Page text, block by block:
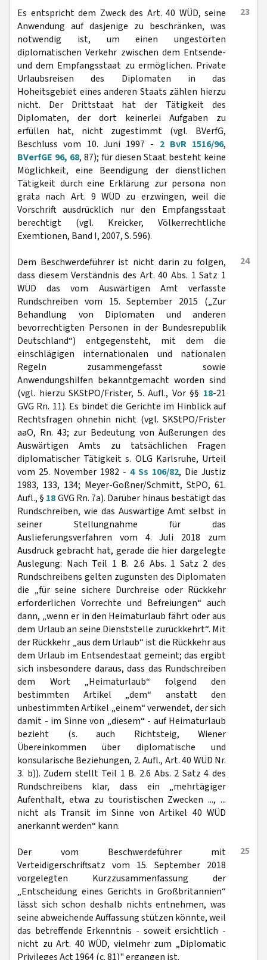
23
Es entspricht dem Zweck des Art. 40 WÜD, seine
Anwendung auf dasjenige zu beschränken, was
notwendig ist, um einen ungestörten
diplomatischen Verkehr zwischen dem Entsende-
und dem Empfangsstaat zu ermöglichen. Private
Urlaubsreisen des Diplomaten in das
Hoheitsgebiet eines anderen Staats zählen hierzu
nicht. Der Drittstaat hat der Tätigkeit des
Diplomaten, der dort keinerlei Aufgaben zu
erfüllen hat, nicht zugestimmt (vgl. BVerfG,
Beschluss vom 10. Juni 1997 - 2 BvR 1516/96,
BVerfGE 96, 68, 87); für diesen Staat besteht keine
Möglichkeit, eine Beendigung der dienstlichen
Tätigkeit durch eine Erklärung zur persona non
grata nach Art. 9 WÜD zu erzwingen, weil die
Vorschrift ausdrücklich nur den Empfangsstaat
berechtigt (vgl. Kreicker, Völkerrechtliche
Exemtionen, Band I, 2007, S. 596).
24
Dem Beschwerdeführer ist nicht darin zu folgen,
dass diesem Verständnis des Art. 40 Abs. 1 Satz 1
WÜD das vom Auswärtigen Amt verfasste
Rundschreiben vom 15. September 2015 („Zur
Behandlung von Diplomaten und anderen
bevorrechtigten Personen in der Bundesrepublik
Deutschland“) entgegensteht, mit dem die
einschlägigen internationalen und nationalen
Regeln zusammengefasst sowie
Anwendungshilfen bekanntgemacht worden sind
(vgl. hierzu SKStPO/Frister, 5. Aufl., Vor §§ 18-21
GVG Rn. 11). Es bindet die Gerichte im Hinblick auf
Rechtsfragen ohnehin nicht (vgl. SKStPO/Frister
aaO, Rn. 43; zur Bedeutung von Äußerungen des
Auswärtigen Amts zu tatsächlichen Fragen
diplomatischer Tätigkeit s. OLG Karlsruhe, Urteil
vom 25. November 1982 - 4 Ss 106/82, Die Justiz
1983, 133, 134; Meyer-Goßner/Schmitt, StPO, 61.
Aufl., § 18GVG Rn. 7a). Darüber hinaus bestätigt das
Rundschreiben, wie das Auswärtige Amt selbst in
seiner Stellungnahme für das
Auslieferungsverfahren vom 4. Juli 2018 zum
Ausdruck gebracht hat, gerade die hier dargelegte
Auslegung: Nach Teil 1 B. 2.6 Abs. 1 Satz 2 des
Rundschreibens gelten zugunsten des Diplomaten
die „für seine sichere Durchreise oder Rückkehr
erforderlichen Vorrechte und Befreiungen“ auch
dann, „wenn er in den Heimaturlaub fährt oder aus
dem Urlaub an seine Dienststelle zurückkehrt“. Mit
der Rückkehr „aus dem Urlaub“ ist die Rückkehr aus
dem Urlaub im Entsendestaat gemeint; das ergibt
sich insbesondere daraus, dass das Rundschreiben
dem Wort „Heimaturlaub“ folgend den
bestimmten Artikel „dem“ anstatt den
unbestimmten Artikel „einem“ verwendet, der sich
damit - im Sinne von „diesem“ - auf Heimaturlaub
bezieht (s. auch Richtsteig, Wiener
Übereinkommen über diplomatische und
konsularische Beziehungen, 2. Aufl., Art. 40 WÜD Nr.
3. b)). Zudem stellt Teil 1 B. 2.6 Abs. 2 Satz 4 des
Rundschreibens klar, dass ein „mehrtägiger
Aufenthalt, etwa zu touristischen Zwecken ..., ...
nicht als Transit im Sinne von Artikel 40 WÜD
anerkannt werden“ kann.
25
Der vom Beschwerdeführer mit
Verteidigerschriftsatz vom 15. September 2018
vorgelegten Kurzzusammenfassung der
„Entscheidung eines Gerichts in Großbritannien“
lässt sich schon deshalb nichts entnehmen, was
seine abweichende Auffassung stützen könnte, weil
das betreffende Erkenntnis - soweit ersichtlich -
nicht zu Art. 40 WÜD, vielmehr zum „Diplomatic
Privileges Act 1964 (c. 81)" ergangen ist.